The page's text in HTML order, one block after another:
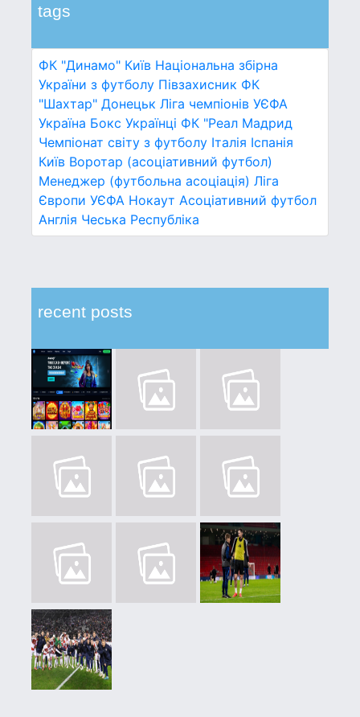
tags
ФК "Динамо" Київ Національна збірна
України з футболу Півзахисник ФК
"Шахтар" Донецьк Ліга чемпіонів УЄФА
Україна Бокс Українці ФК "Реал Мадрид
Чемпіонат світу з футболу Італія Іспанія
Київ Воротар (асоціативний футбол)
Менеджер (футбольна асоціація) Ліга
Європи УЄФА Нокаут Асоціативний футбол
Англія Чеська Республіка
recent posts